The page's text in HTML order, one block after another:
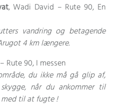
, Wadi David – Rute 90, En
vandring og betagende
4 km længere.
Rute 90, I messen
du ikke må gå glip af,
når du ankommer til
til at fugte !